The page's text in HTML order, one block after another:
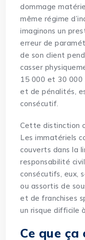
dommage
même régime
imaginons un
erreur de
de son client
casser
15 000 et 30 000
et de pénalités,
consécutif.
Cette distinction
Les immatériels
couverts dans la
responsabilité
consécutifs, eux,
ou assortis de
et de franchises
un risque difficile
Ce que